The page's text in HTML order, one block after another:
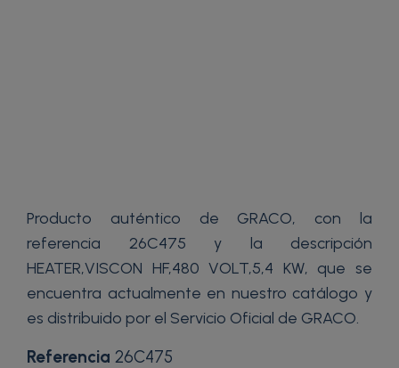
Producto auténtico de GRACO, con la
referencia 26C475 y la descripción
HEATER,VISCON HF,480 VOLT,5,4 KW, que se
encuentra actualmente en nuestro catálogo y
es distribuido por el Servicio Oficial de GRACO.
Referencia 26C475